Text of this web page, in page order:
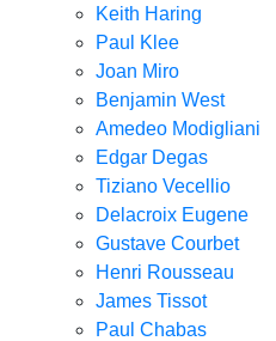
Keith Haring
Paul Klee
Joan Miro
Benjamin West
Amedeo Modigliani
Edgar Degas
Tiziano Vecellio
Delacroix Eugene
Gustave Courbet
Henri Rousseau
James Tissot
Paul Chabas